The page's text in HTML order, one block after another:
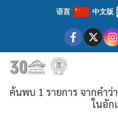
语言 中文版
ค้นพบ 1 รายการ จากคำว่
ในอัก